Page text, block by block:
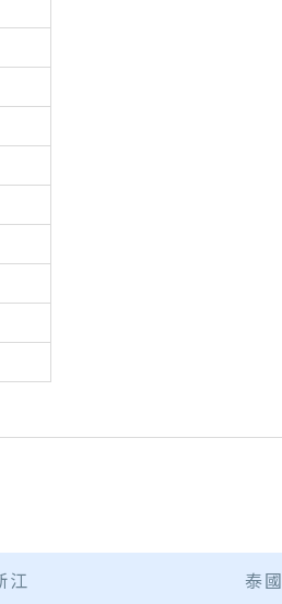
江 泰國